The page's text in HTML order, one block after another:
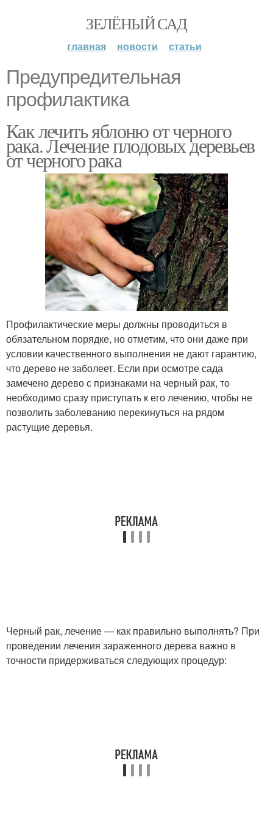
ЗЕЛЁНЫЙ САД
главная новости статьи
Предупредительная
профилактика
Как лечить яблоню от черного
рака. Лечение плодовых деревьев
от черного рака
Профилактические меры должны проводиться в
обязательном порядке, но отметим, что они даже при
условии качественного выполнения не дают гарантию,
что дерево не заболеет. Если при осмотре сада
замечено дерево с признаками на черный рак, то
необходимо сразу приступать к его лечению, чтобы не
позволить заболеванию перекинуться на рядом
растущие деревья.
Черный рак, лечение — как правильно выполнять? При
проведении лечения зараженного дерева важно в
точности придерживаться следующих процедур: